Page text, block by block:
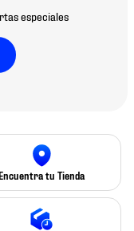
especiales
tu Tienda